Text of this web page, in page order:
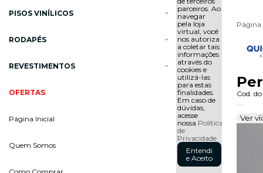
PISOS VINÍLICOS
RODAPÉS
REVESTIMENTOS
OFERTAS
Página Inicial
Quem Somos
parceiros. Ao
navegar
pela loja
virtual, você
nos autoriza
a coletar tais
informações
através do
cookies e
utilizá-las
para estas
finalidades.
Em caso de
dúvidas,
acesse
nossa Política
de
Privacidade
Entendi
e Aceito
Cod.
Ver